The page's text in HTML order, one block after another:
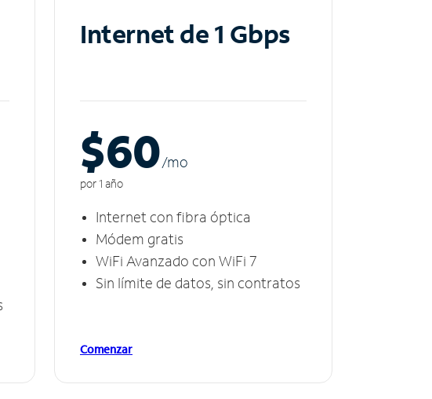
Internet de 1 Gbps
$60/mo
por 1 año
Internet con fibra óptica
Módem gratis
WiFi Avanzado con WiFi 7
Sin límite de datos, sin contratos
Comenzar